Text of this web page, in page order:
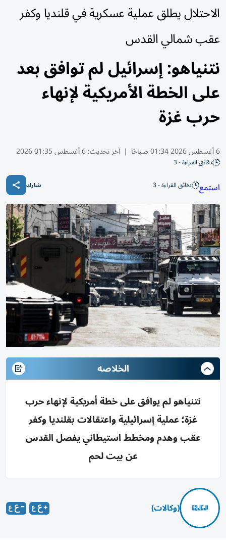
الاحتلال يطلق عملية عسكرية في قلنديا وكفر
عقب شمالي القدس
نتنياهو: إسرائيل لم توافق بعد
على الخطة الأمريكية لإنهاء
حرب غزة
6 أغسطس 2026 01:34 صباحًا | آخر تحديث:6 أغسطس 01:35 2026
دقائق القراءة - 3
استمع دقائق القراءة - 3 شارك
الخلاصه
نتنياهو لم يوافق على خطة أمريكية لإنهاء حرب
غزة؛ عملية إسرائيلية واعتقالات بقلنديا وكفر
عقب وهدم ومخطط استيطاني يفصل القدس
عن بيت لحم
(وكالات)